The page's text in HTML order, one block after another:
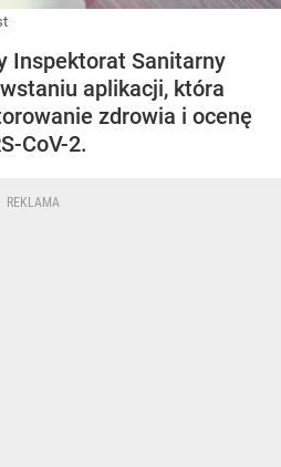
Inspektorat Sanitarny
aplikacji, która
zdrowia i ocenę
CoV-2.